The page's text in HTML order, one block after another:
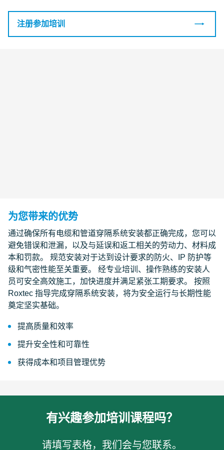
注册参加培训
为您带来的优势
通过确保所有电缆和管道穿隔系统安装都正确完成，您可以
避免错误和泄漏，以及与延误和返工相关的劳动力、材料成
本和罚款。 规范安装对于达到设计要求的防火、IP 防护等
级和气密性能至关重要。 经专业培训、操作熟练的安装人
员可安全高效施工，加快进度并满足紧张工期要求。 按照
Roxtec 指导完成穿隔系统安装，将为安全运行与长期性能
奠定坚实基础。
提高质量和效率
提升安全性和可靠性
获得成本和项目管理优势
有兴趣参加培训课程吗？
请填写表格，我们会与您联系。